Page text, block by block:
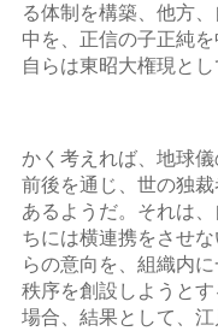
る体制を構築、他方
中を、正信の子正純
自らは東昭大権現と
かく考えれば、地球
前後を通じ、世の独
あるようだ。それは
ちには横連携をさせ
らの意向を、組織内
秩序を創設しようと
場合、結果として、